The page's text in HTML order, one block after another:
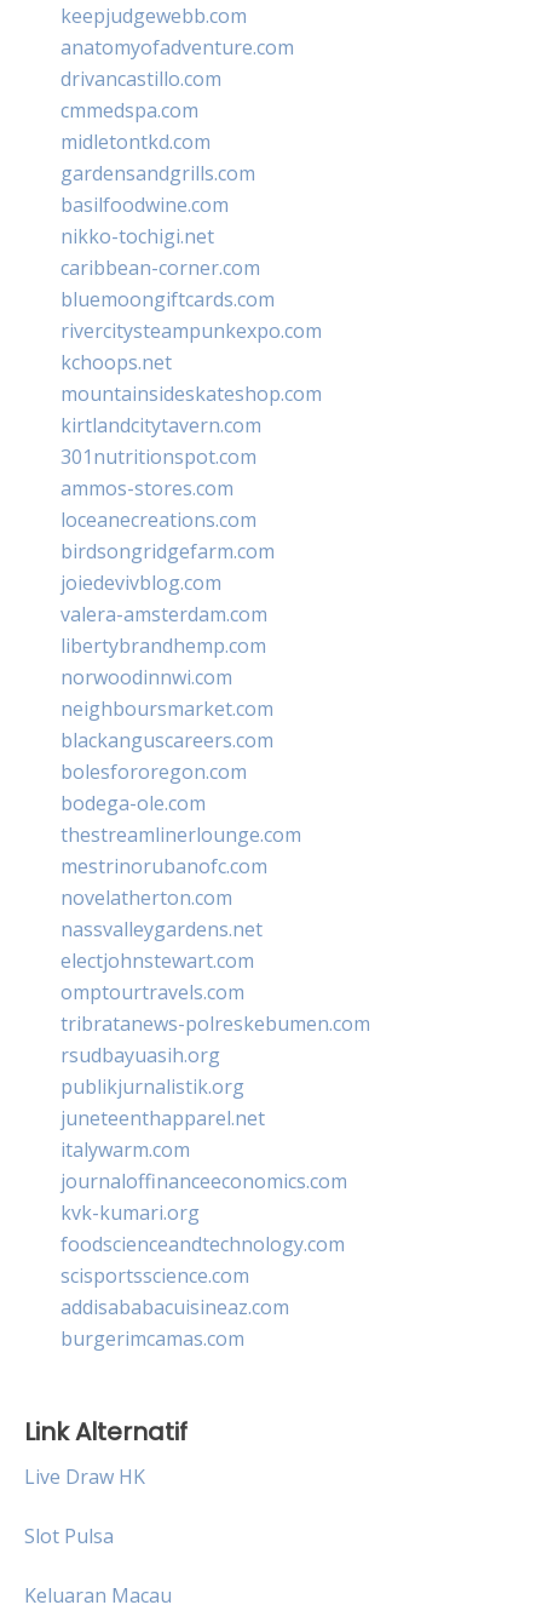
keepjudgewebb.com
anatomyofadventure.com
drivancastillo.com
cmmedspa.com
midletontkd.com
gardensandgrills.com
basilfoodwine.com
nikko-tochigi.net
caribbean-corner.com
bluemoongiftcards.com
rivercitysteampunkexpo.com
kchoops.net
mountainsideskateshop.com
kirtlandcitytavern.com
301nutritionspot.com
ammos-stores.com
loceanecreations.com
birdsongridgefarm.com
joiedevivblog.com
valera-amsterdam.com
libertybrandhemp.com
norwoodinnwi.com
neighboursmarket.com
blackanguscareers.com
bolesfororegon.com
bodega-ole.com
thestreamlinerlounge.com
mestrinorubanofc.com
novelatherton.com
nassvalleygardens.net
electjohnstewart.com
omptourtravels.com
tribratanews-polreskebumen.com
rsudbayuasih.org
publikjurnalistik.org
juneteenthapparel.net
italywarm.com
journaloffinanceeconomics.com
kvk-kumari.org
foodscienceandtechnology.com
scisportsscience.com
addisababacuisineaz.com
burgerimcamas.com
Link Alternatif
Live Draw HK
Slot Pulsa
Keluaran Macau